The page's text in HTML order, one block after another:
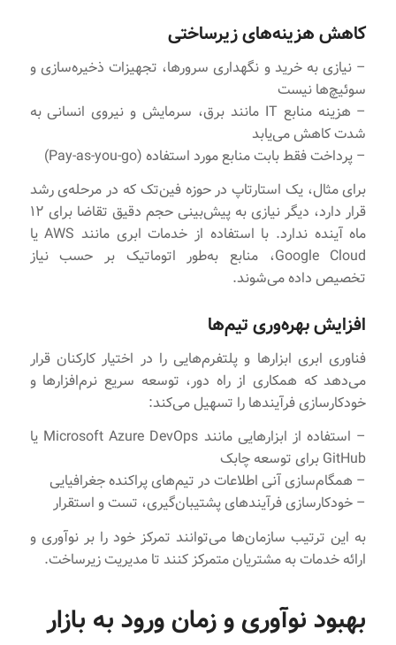
کاهش هزینه‌های زیرساختی
– نیازی به خرید و نگهداری سرورها، تجهیزات ذخیره‌سازی و
سوئیچ‌ها نیست
– هزینه منابع IT مانند برق، سرمایش و نیروی انسانی به
شدت کاهش می‌یابد
– پرداخت فقط بابت منابع مورد استفاده (Pay-as-you-go)
برای مثال، یک استارتاپ در حوزه فین‌تک که در مرحله‌ی رشد
قرار دارد، دیگر نیازی به پیش‌بینی حجم دقیق تقاضا برای ۱۲
ماه آینده ندارد. با استفاده از خدمات ابری مانند AWS یا
Google Cloud، منابع به‌طور اتوماتیک بر حسب نیاز
تخصیص داده می‌شوند.
افزایش بهره‌وری تیم‌ها
فناوری ابری ابزارها و پلتفرم‌هایی را در اختیار کارکنان قرار
می‌دهد که همکاری از راه دور، توسعه سریع نرم‌افزارها و
خودکارسازی فرآیندها را تسهیل می‌کند:
– استفاده از ابزارهایی مانند Microsoft Azure DevOps یا
GitHub برای توسعه چابک
– همگام‌سازی آنی اطلاعات در تیم‌های پراکنده جغرافیایی
– خودکارسازی فرآیندهای پشتیبان‌گیری، تست و استقرار
به این ترتیب سازمان‌ها می‌توانند تمرکز خود را بر نوآوری و
ارائه خدمات به مشتریان متمرکز کنند تا مدیریت زیرساخت.
بهبود نوآوری و زمان ورود به بازار